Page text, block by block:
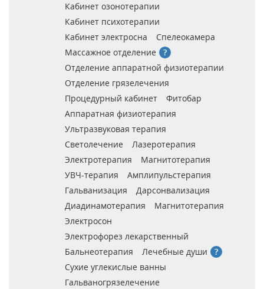
Кабинет озонотерапии
Кабинет психотерапии
Кабинет электросна
Спелеокамера
Массажное отделение
Отделение аппаратной физиотерапии
Отделение грязелечения
Процедурный кабинет
Фитобар
Аппаратная физиотерапия
Ультразвуковая терапия
Светолечение
Лазеротерапия
Электротерапия
Магнитотерапия
УВЧ-терапия
Амплипульстерапия
Гальванизация
Дарсонвализация
Диадинамотерапия
Магнитотерапия
Электросон
Электрофорез лекарственный
Бальнеотерапия
Лечебные души
Сухие углекислые ванны
Гальваногрязелечение